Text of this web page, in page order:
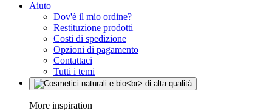
Aiuto
Dov'è il mio ordine?
Restituzione prodotti
Costi di spedizione
Opzioni di pagamento
Contattaci
Tutti i temi
More inspiration